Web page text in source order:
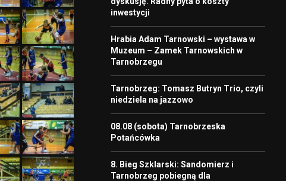
inwestycji
Hrabia Adam Tarnowski – wystawa w
Muzeum – Zamek Tarnowskich w
Tarnobrzegu
Tarnobrzeg: Tomasz Butryn Trio, czyli
niedziela na jazzowo
08.08 (sobota) Tarnobrzeska
Potańcówka
8. Bieg Szklarski: Sandomierz i
Tarnobrzeg pobiegną dla